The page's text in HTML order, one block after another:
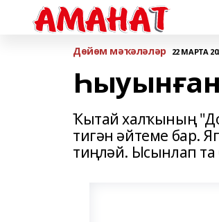
Дөйөм мәҡәләләр 22 МАРТА
Ҡытай халҡының
тигән әйтеме бар.
тиңләй. Ысынлап та